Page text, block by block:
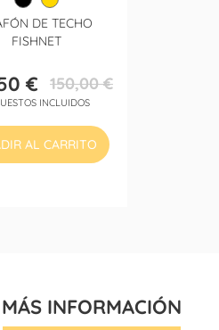
DE TECHO
FISHNET
Precio
€Precio
base
150,00 €
INCLUIDOS
AL CARRITO
MÁS INFORMACIÓN